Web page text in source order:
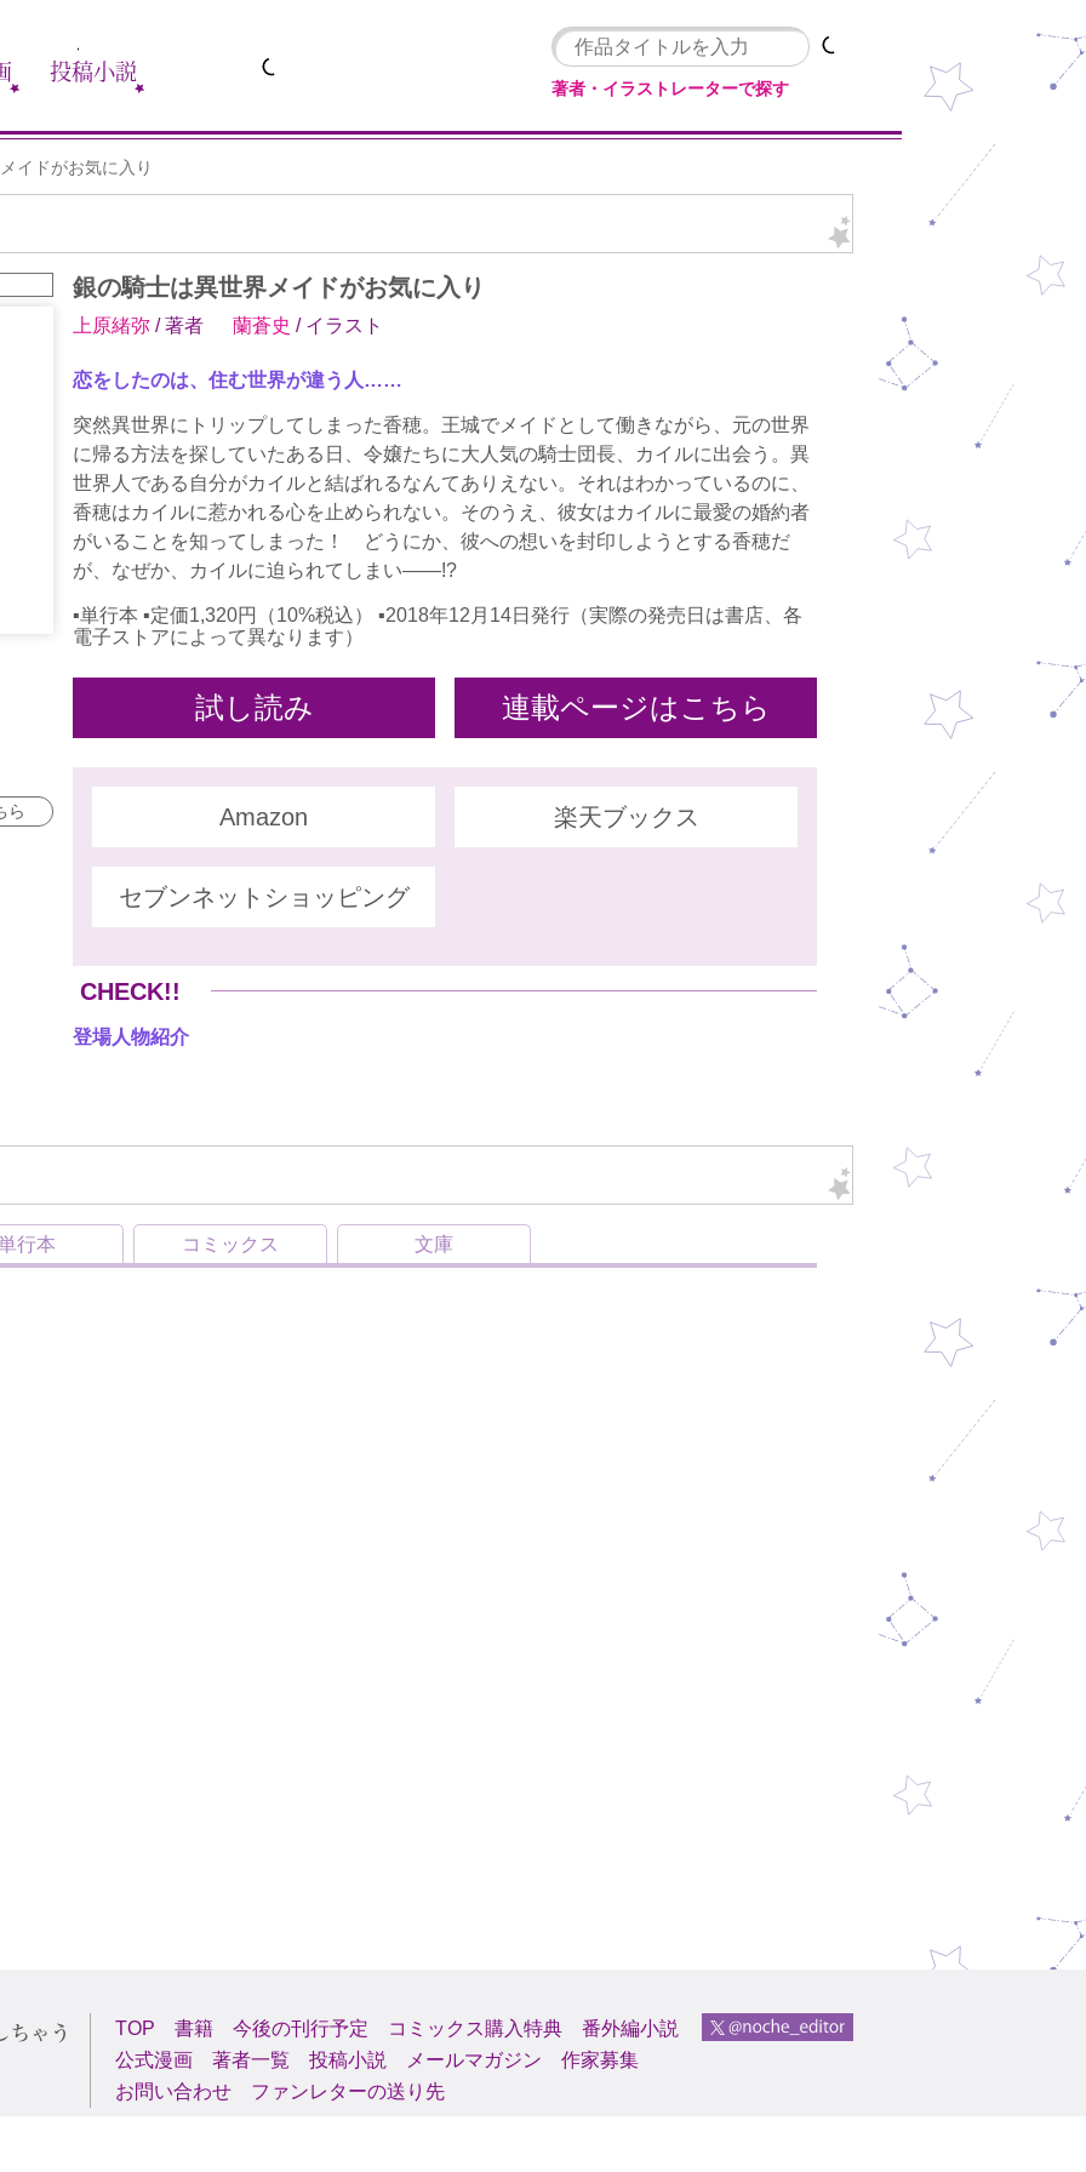
投稿小説
著者・イラストレーターで探す
イドがお気に入り
ら
銀の騎士は異世界メイドがお気に入り
上原緒弥 / 著者 蘭蒼史 / イラスト
恋をしたのは、住む世界が違う人……
突然異世界にトリップしてしまった香穂。王城でメイドとして働きながら、元の世界
に帰る方法を探していたある日、令嬢たちに大人気の騎士団長、カイルに出会う。異
世界人である自分がカイルと結ばれるなんてありえない。それはわかっているのに、
香穂はカイルに惹かれる心を止められない。そのうえ、彼女はカイルに最愛の婚約者
がいることを知ってしまった！ どうにか、彼への想いを封印しようとする香穂だ
が、なぜか、カイルに迫られてしまい――!?
▪単行本 ▪定価1,320円（10%税込） ▪2018年12月14日発行（実際の発売日は書店、各
電子ストアによって異なります）
試し読み 連載ページはこちら
Amazon 楽天ブックス
セブンネットショッピング
CHECK!!
登場人物紹介
行本 コミックス 文庫
TOP 書籍 今後の刊行予定 コミックス購入特典
番外編小説
公式漫画
著者一覧 投稿小説 メールマガジン
作家募集
お問い合わせ
ファンレターの送り先